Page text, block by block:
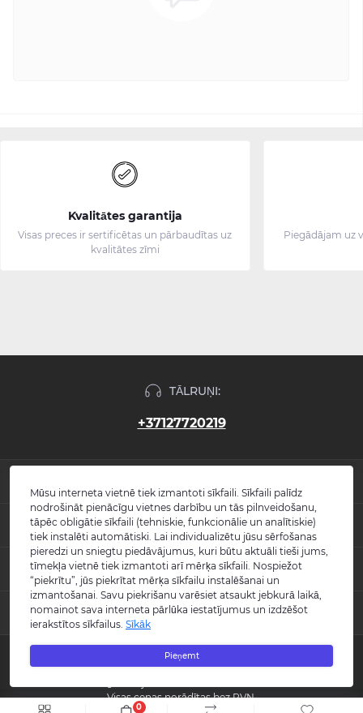
0
Kvalitātes garantija
Visas preces ir sertificētas un pārbaudītas uz
kvalitātes zīmi
Piegādājam uz
TĀLRUŅI:
+37127720219
Jaunumi
Atsauksmes
Kontakti
Vietnes karte
Ražotāji
Īpašais piedāvājums
POPULĀRS
Izlietnes
Vannas
Maisītāji
Tualetes podi
KONTAKTI UN ADRESE
info@burlington.eu
P. 09:00 - 17:00
O. 09:00 - 17:00
C. 09:00 - 17:00
S.-Sv. Slēgts
MESENDŽERI
WhatsApp
Messenger
Copyright © 2008 - 2026 SIA "Burlington" - Visas tiesības aizsargātas.
Visas cenas norādītas bez PVN.
Mūsu interneta vietnē tiek izmantoti sīkfaili. Sīkfaili palīdz
nodrošināt pienācīgu vietnes darbību un tās pilnveidošanu,
tāpēc obligātie sīkfaili (tehniskie, funkcionālie un analītiskie)
tiek instalēti automātiski. Lai individualizētu jūsu sērfošanas
pieredzi un sniegtu piedāvājumus, kuri būtu aktuāli tieši jums,
tīmekļa vietnē tiek izmantoti arī mērķa sīkfaili. Nospiežot
“piekrītu”, jūs piekrītat mērķa sīkfailu instalēšanai un
izmantošanai. Savu piekrišanu varēsiet atsaukt jebkurā laikā,
nomainot sava interneta pārlūka iestatījumus un izdzēšot
ierakstītos sīkfailus. Sīkāk
Pieņemt